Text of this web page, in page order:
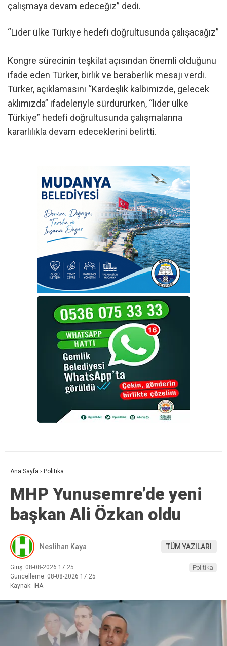
çalışmaya devam edeceğiz” dedi.
“Lider ülke Türkiye hedefi doğrultusunda çalışacağız”
Kongre sürecinin teşkilat açısından önemli olduğunu
ifade eden Türker, birlik ve beraberlik mesajı verdi.
Türker, açıklamasını “Kardeşlik kalbimizde, gelecek
aklımızda” ifadeleriyle sürdürürken, “lider ülke
Türkiye” hedefi doğrultusunda çalışmalarına
kararlılıkla devam edeceklerini belirtti.
Ana Sayfa › Politika
MHP Yunusemre’de yeni
başkan Ali Özkan oldu
Neslihan Kaya TÜM YAZILARI
Giriş: 08-08-2026 17:25
Güncelleme: 08-08-2026 17:25
Kaynak: İHA
Politika